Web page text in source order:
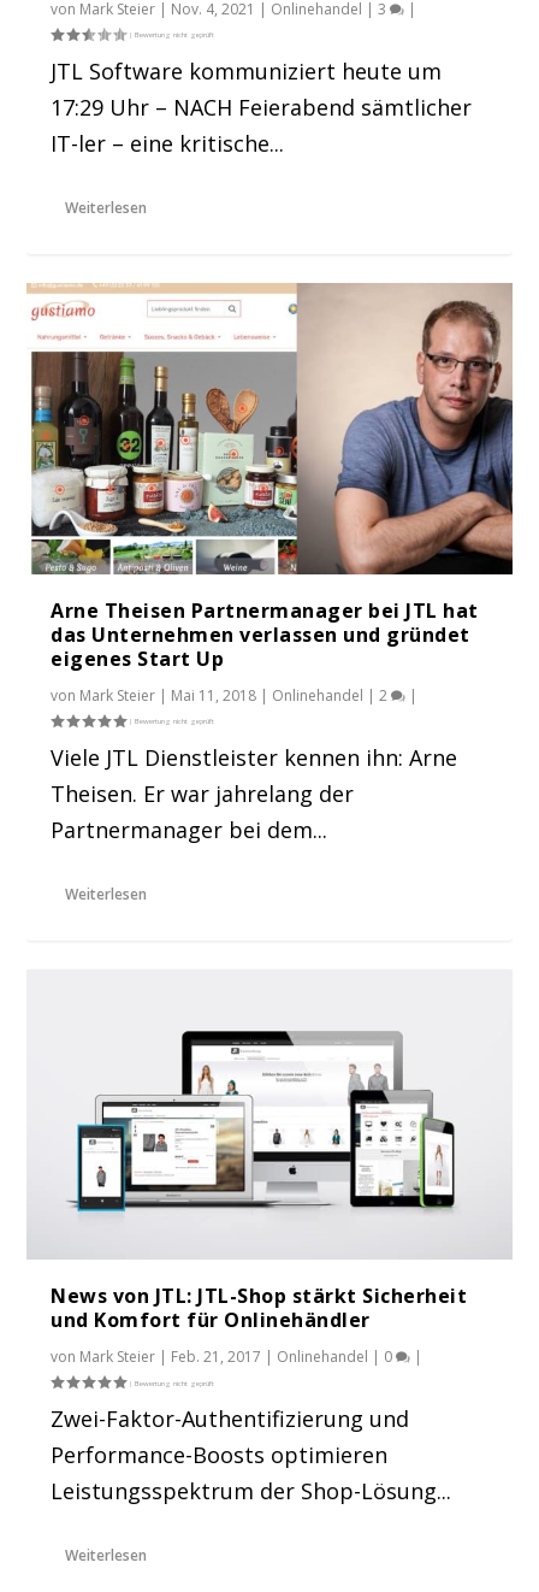
von Mark Steier | Nov. 4, 2021 | Onlinehandel |3 |
JTL Software kommuniziert heute um
17:29 Uhr – NACH Feierabend sämtlicher
IT-ler – eine kritische...
Weiterlesen
Arne Theisen Partnermanager bei JTL hat
das Unternehmen verlassen und gründet
eigenes Start Up
von Mark Steier | Mai 11, 2018 | Onlinehandel |2 |
Viele JTL Dienstleister kennen ihn: Arne
Theisen. Er war jahrelang der
Partnermanager bei dem...
Weiterlesen
News von JTL: JTL-Shop stärkt Sicherheit
und Komfort für Onlinehändler
von Mark Steier | Feb. 21, 2017 | Onlinehandel | 0 |
Zwei-Faktor-Authentifizierung und
Performance-Boosts optimieren
Leistungsspektrum der Shop-Lösung...
Weiterlesen